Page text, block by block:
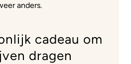
anders.
cadeau om
dragen